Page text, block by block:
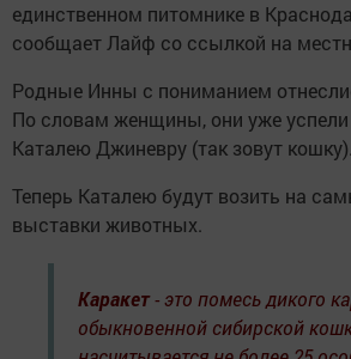
единственном питомнике в
сообщает Лайф со ссылкой на
Родные Инны с пониманием
По словам женщины, они уже
Каталею Джиневру (так зовут кошку).
Теперь Каталею будут возить на
выставки животных.
Каракет- это помесь дикого
обыкновенной сибирской